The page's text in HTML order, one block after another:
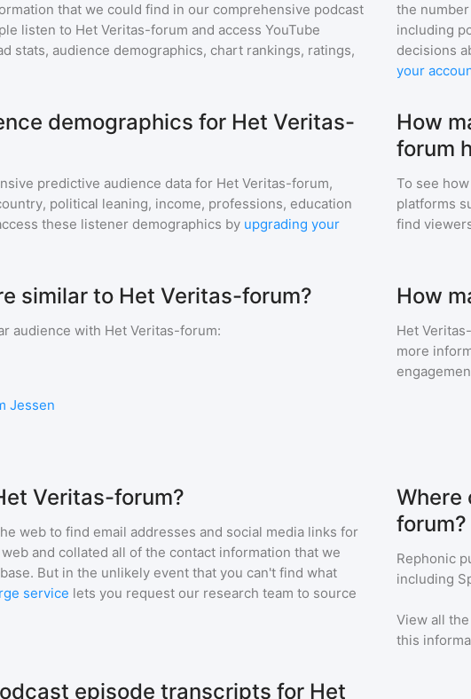
that we could find in our comprehensive podcast
listen to Het Veritas-forum and access YouTube
stats, audience demographics, chart rankings, ratings,
the
including
decisions
your
demographics for Het Veritas-
predictive audience data for Het Veritas-forum,
political leaning, income, professions, education
these listener demographics by upgrading your
How
forum
To see
platforms
find
similar to Het Veritas-forum?
audience with Het Veritas-forum:
Jessen
How
Het
more
Veritas-forum?
web to find email addresses and social media links for
and collated all of the contact information that we
But in the unlikely event that you can't find what
service lets you request our research team to source
Where
forum?
Rephonic
including
View all
this
episode transcripts for Het